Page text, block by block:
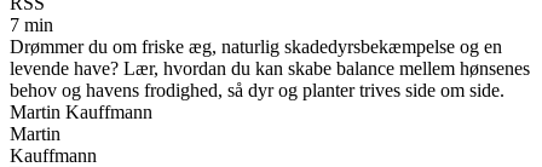
7 min
Drømmer du om friske æg, naturlig skadedyrsbekæmpelse og en
levende have? Lær, hvordan du kan skabe balance mellem hønsenes
behov og havens frodighed, så dyr og planter trives side om side.
Martin Kauffmann
Martin
Kauffmann